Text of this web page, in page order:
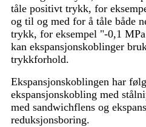
tåle positivt trykk, for
og til og med for å tåle både
trykk, for eksempel "-0,1
kan ekspansjonskoblinger
trykkforhold.
Ekspansjonskoblingen har
ekspansjonskobling med
med sandwichflens og
reduksjonsboring.